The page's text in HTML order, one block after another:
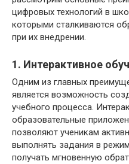
цифровых технологий в
которыми сталкиваются
при их внедрении.
1. Интерактивное
Одним из главных
является возможность
учебного процесса.
образовательные
позволяют ученикам
выполнять задания в
получать мгновенную